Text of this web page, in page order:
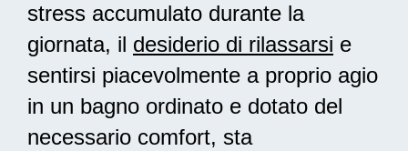
stress accumulato durante la
giornata, il desiderio di rilassarsi e
sentirsi piacevolmente a proprio agio
in un bagno ordinato e dotato del
necessario comfort, sta